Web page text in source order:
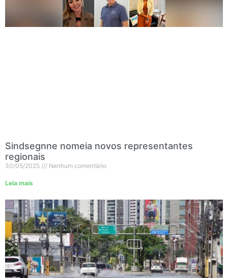
Sindsegnne nomeia novos representantes
regionais
30/05/2025 Nenhum comentário
Leia mais